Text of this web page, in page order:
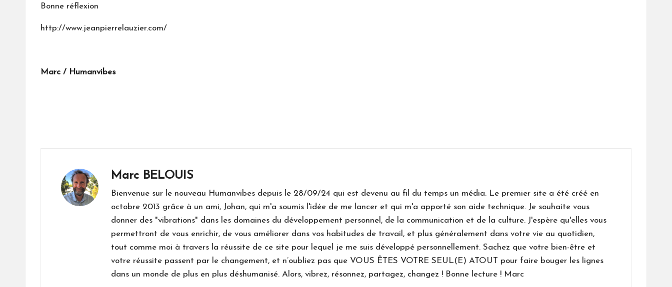
Bonne réflexion
http://www.jeanpierrelauzier.com/
Marc / Humanvibes
Marc BELOUIS
Bienvenue sur le nouveau Humanvibes depuis le 28/09/24 qui est devenu au fil du temps un média. Le premier site a été créé en
octobre 2013 grâce à un ami, Johan, qui m'a soumis l'idée de me lancer et qui m'a apporté son aide technique. Je souhaite vous
donner des "vibrations" dans les domaines du développement personnel, de la communication et de la culture. J'espère qu'elles vous
permettront de vous enrichir, de vous améliorer dans vos habitudes de travail, et plus généralement dans votre vie au quotidien,
tout comme moi à travers la réussite de ce site pour lequel je me suis développé personnellement. Sachez que votre bien-être et
votre réussite passent par le changement, et n’oubliez pas que VOUS ÊTES VOTRE SEUL(E) ATOUT pour faire bouger les lignes
dans un monde de plus en plus déshumanisé. Alors, vibrez, résonnez, partagez, changez ! Bonne lecture ! Marc